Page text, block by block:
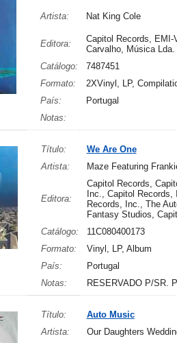
Artista: Nat King Cole
Editora:
Capitol Records, EMI-
Carvalho, Música Lda.
Catálogo:
7487451
Formato:
2XVinyl, LP,
País:
Portugal
Notas:
Título:
We Are One
Artista:
Maze Featuring
Editora:
Capitol Records,
Inc., Capitol Records,
Records, Inc., The
Fantasy Studios,
Catálogo:
11C080400173
Formato:
Vinyl, LP, Album
País:
Portugal
Notas:
RESERVADO P/SR.
Título:
Auto Music
Artista:
Our Daughters